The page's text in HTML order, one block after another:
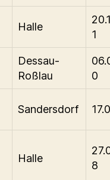
Halle
1
Dessau-
Roßlau
0
Sandersdorf
Halle
8